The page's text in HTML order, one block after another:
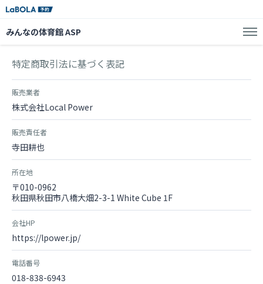
みんなの体育館 ASP
特定商取引法に基づく表記
販売業者
株式会社Local Power
販売責任者
寺田耕也
所在地
〒010-0962
秋田県秋田市八橋大畑2-3-1 White Cube 1F
会社HP
https://lpower.jp/
電話番号
018-838-6943